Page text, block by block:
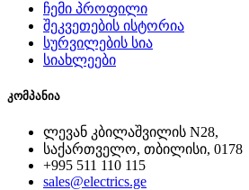
ჩემი პროფილი
შეკვეთების ისტორია
სურვილების სია
სიახლეები
კომპანია
ლევან კბილაშვილის N28,
საქართველო, თბილისი, 0178
+995 511 110 115
sales@electrics.ge